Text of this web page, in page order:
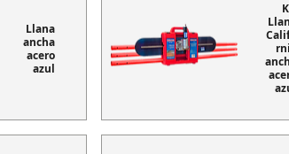
Llana
ancha
acero
azul